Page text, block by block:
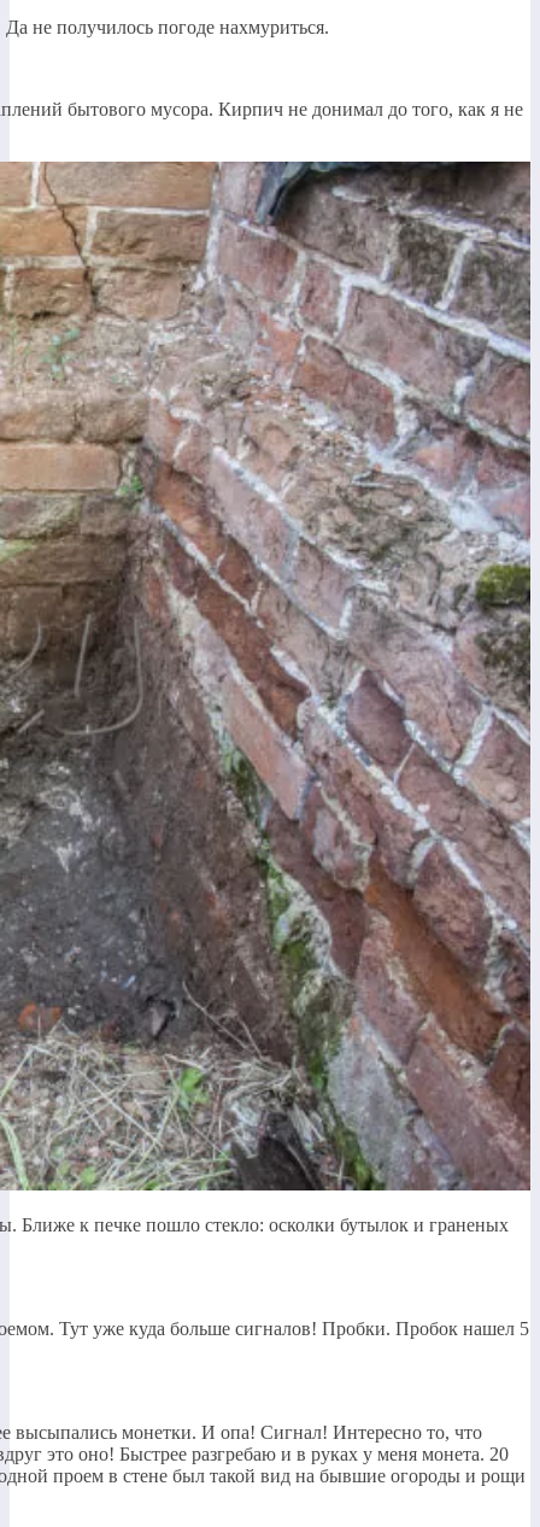
не получилось погоде нахмуриться.
бытового мусора. Кирпич не донимал до того, как я не
Ближе к печке пошло стекло: осколки бутылок и граненых
Тут уже куда больше сигналов! Пробки. Пробок нашел 5
высыпались монетки. И опа! Сигнал! Интересно то, что
это оно! Быстрее разгребаю и в руках у меня монета. 20
проем в стене был такой вид на бывшие огороды и рощи